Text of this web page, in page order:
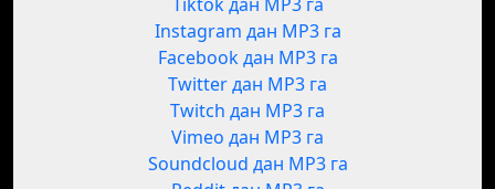
Instagram дан MP3 га
Facebook дан MP3 га
Twitter дан MP3 га
Twitch дан MP3 га
Vimeo дан MP3 га
Soundcloud дан MP3 га